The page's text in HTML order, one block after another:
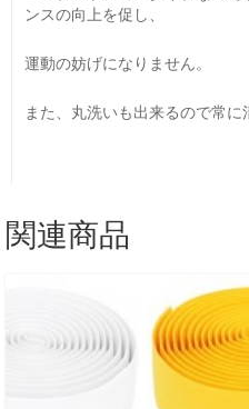
ンスの向上を促し、
運動の妨げになりません。
また、丸洗いも出来るので常に
関連商品